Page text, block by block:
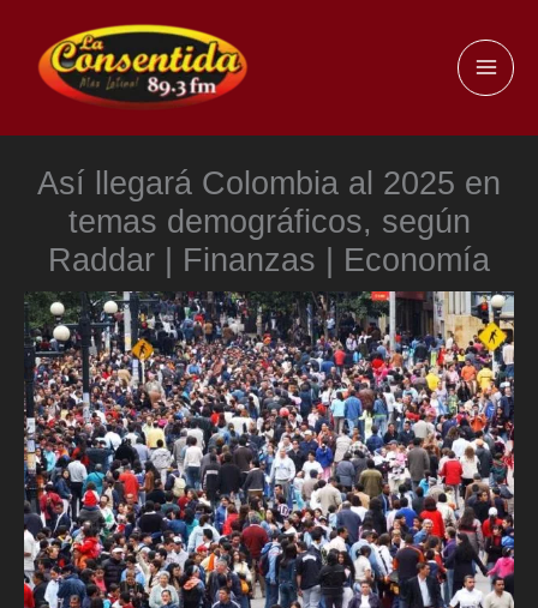
contenido
Así llegará Colombia al 2025 en
temas demográficos, según
Raddar | Finanzas | Economía